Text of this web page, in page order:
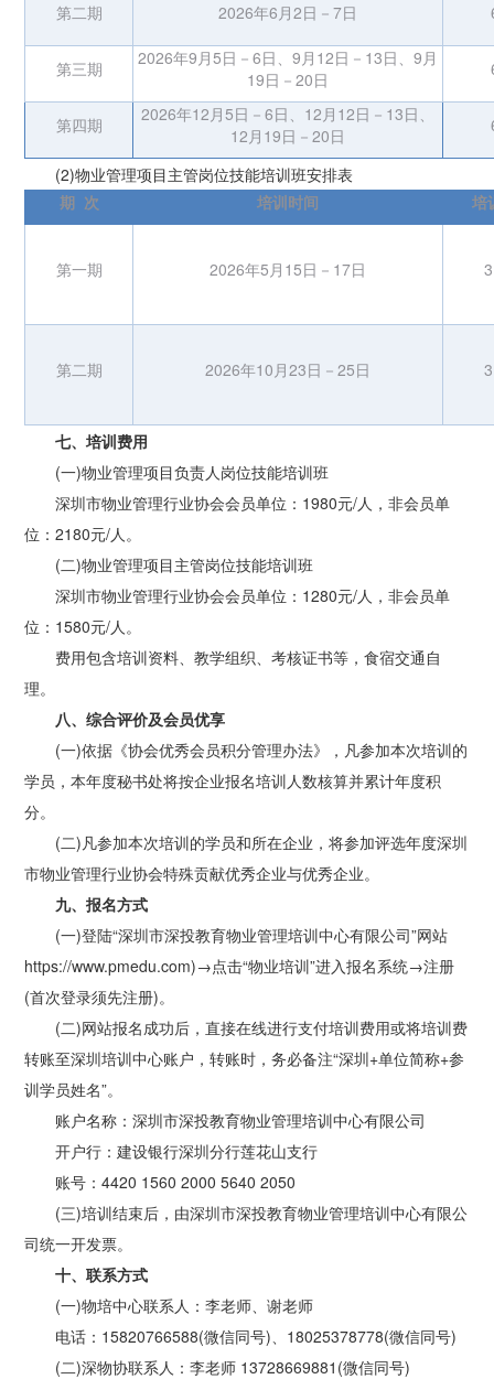
第二期 2026年6月2日－7日
第三期
2026年9月5日－6日、9月12日－13日、9月
19日－20日
第四期
2026年12月5日－6日、12月12日－13日、
12月19日－20日
(2)物业管理项目主管岗位技能培训班安排表
期 次 培训时间 培
第一期 2026年5月15日－17日
第二期 2026年10月23日－25日
七、培训费用
(一)物业管理项目负责人岗位技能培训班
深圳市物业管理行业协会会员单位：1980元/人，非会员单
位：2180元/人。
(二)物业管理项目主管岗位技能培训班
深圳市物业管理行业协会会员单位：1280元/人，非会员单
位：1580元/人。
费用包含培训资料、教学组织、考核证书等，食宿交通自
理。
八、综合评价及会员优享
(一)依据《协会优秀会员积分管理办法》，凡参加本次培训的
学员，本年度秘书处将按企业报名培训人数核算并累计年度积
分。
(二)凡参加本次培训的学员和所在企业，将参加评选年度深圳
市物业管理行业协会特殊贡献优秀企业与优秀企业。
九、报名方式
(一)登陆“深圳市深投教育物业管理培训中心有限公司”网站
https://www.pmedu.com)→点击“物业培训”进入报名系统→注册
(首次登录须先注册)。
(二)网站报名成功后，直接在线进行支付培训费用或将培训费
转账至深圳培训中心账户，转账时，务必备注“深圳+单位简称+参
训学员姓名”。
账户名称：深圳市深投教育物业管理培训中心有限公司
开户行：建设银行深圳分行莲花山支行
账号：4420 1560 2000 5640 2050
(三)培训结束后，由深圳市深投教育物业管理培训中心有限公
司统一开发票。
十、联系方式
(一)物培中心联系人：李老师、谢老师
电话：15820766588(微信同号)、18025378778(微信同号)
(二)深物协联系人：李老师 13728669881(微信同号)